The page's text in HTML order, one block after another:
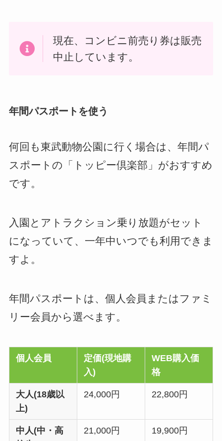
現在、コンビニ前売り券は販売
中止しています。
年間パスポートを使う
何回も東武動物公園に行く場合は、年間パ
スポートの「トッピー倶楽部」がおすすめ
です。
入園とアトラクション乗り放題がセット
になっていて、一年中いつでも利用できま
すよ。
年間パスポートは、個人会員またはファミ
リー会員から選べます。
個人会員
定価(現地購
入)
WEB購入価
格
大人(18歳以
上)
24,000円 22,800円
中人(中・高
21,000円 19,900円